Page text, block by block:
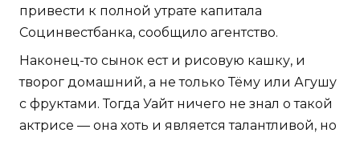
привести к полной утрате капитала
Социнвестбанка, сообщило агентство.
Наконец-то сынок ест и рисовую кашку, и
творог домашний, а не только Тёму или Агушу
с фруктами. Тогда Уайт ничего не знал о такой
актрисе — она хоть и является талантливой, но